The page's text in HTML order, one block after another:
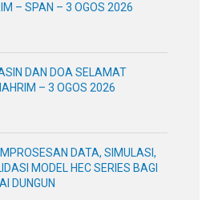
– SPAN – 3 OGOS 2026
DAN DOA SELAMAT
– 3 OGOS 2026
DATA, SIMULASI,
MODEL HEC SERIES BAGI
DUNGUN